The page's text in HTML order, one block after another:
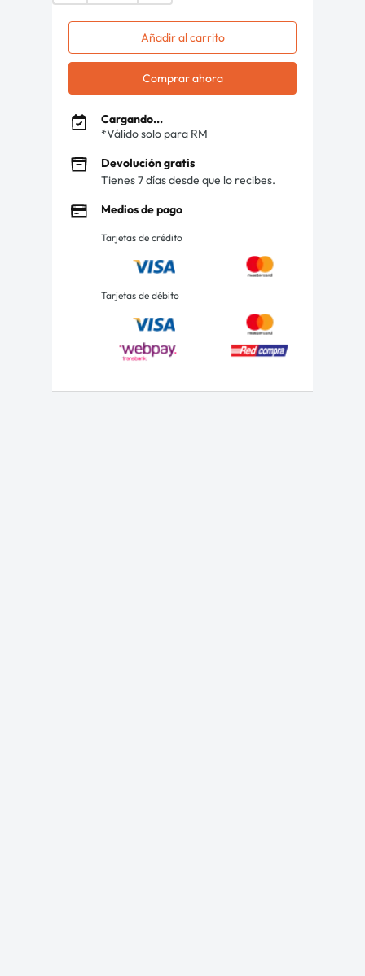
Añadir al carrito
Comprar ahora
Cargando...
*Válido solo para RM
Devolución gratis
Tienes 7 días desde que lo recibes.
Medios de pago
Tarjetas de crédito
Tarjetas de débito